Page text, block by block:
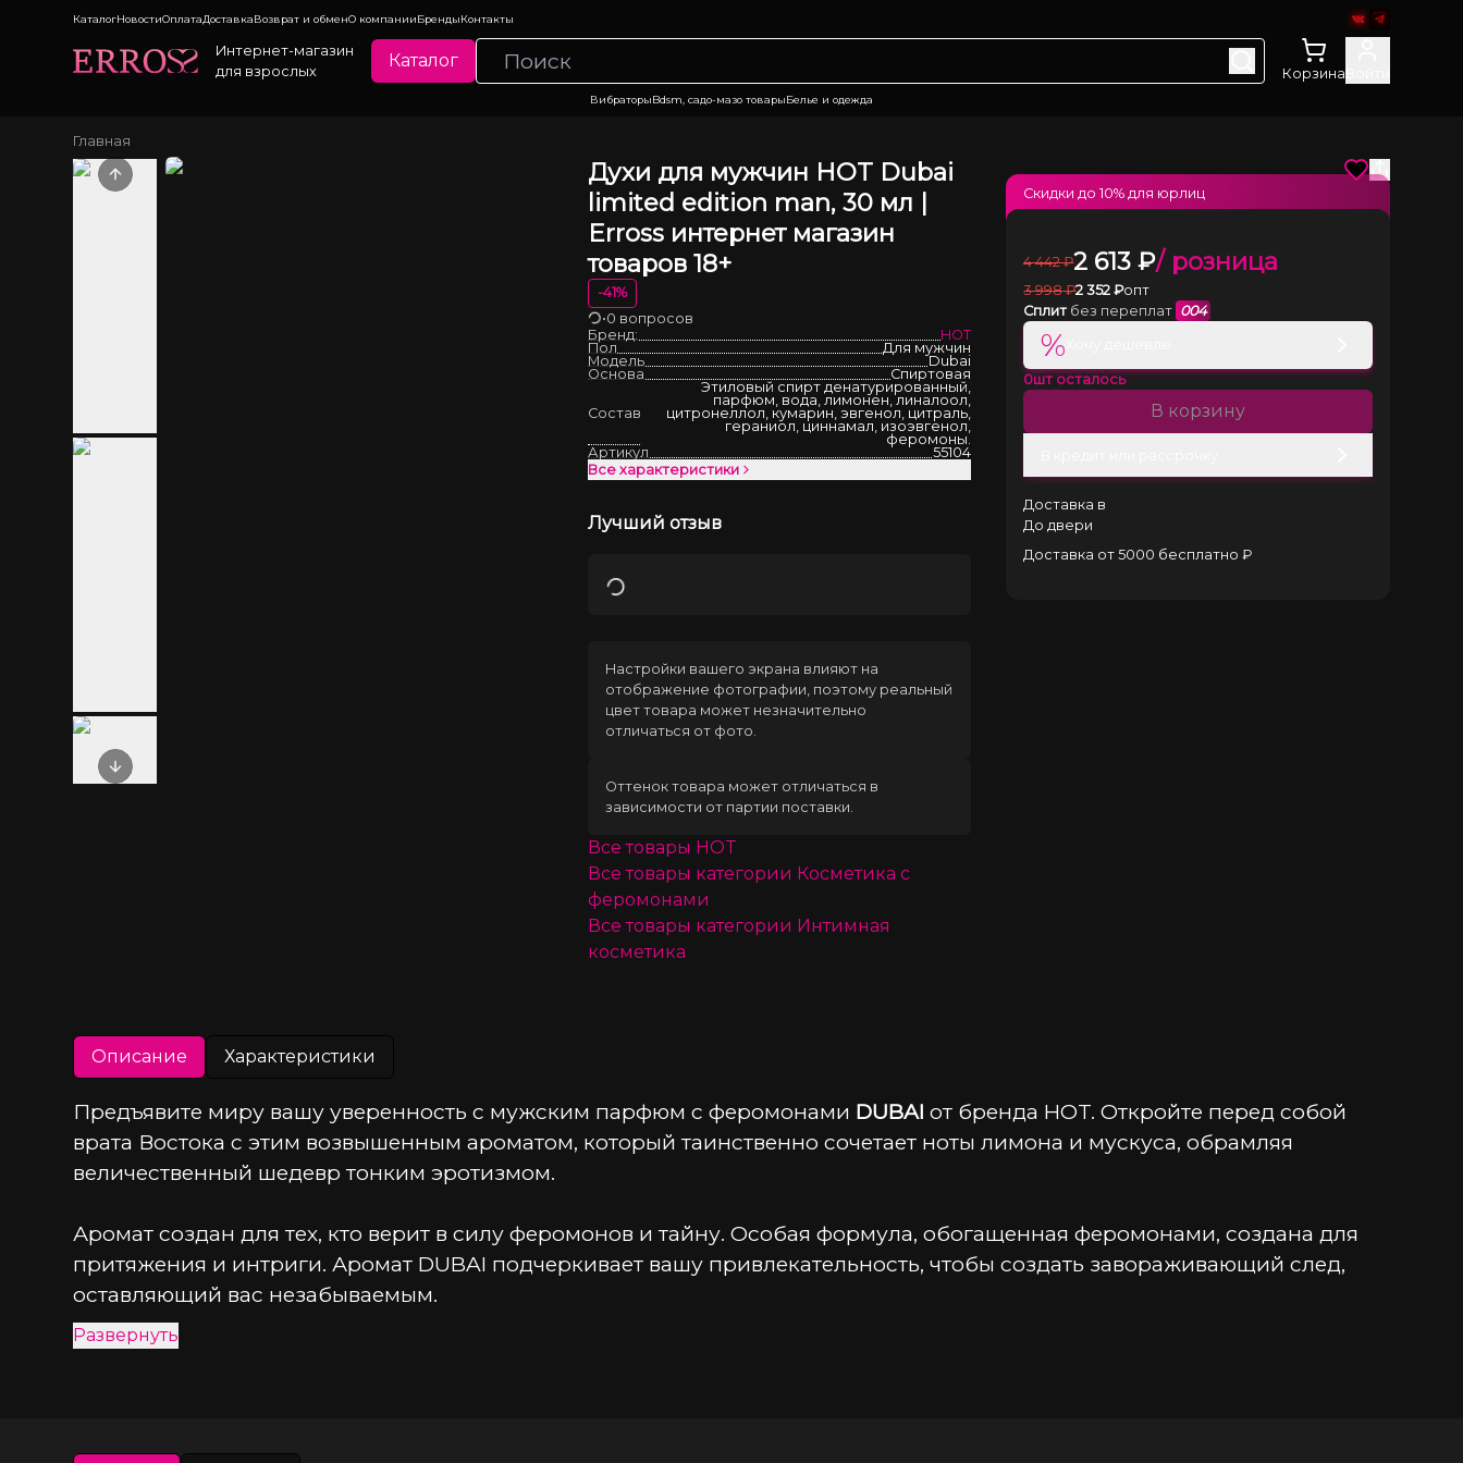
КаталогНовостиОплатаДоставкаВозврат и обменО компанииБрендыКонтакты
Интернет-магазин
для взрослых
Каталог
Корзина
ВибраторыBdsm, садо-мазо товарыБелье и одежда
Главная
Previous slide
Next slide
Духи для мужчин HOT Dubai
limited edition man, 30 мл |
Erross интернет магазин
товаров 18+
-41%
Загрузка
•0 вопросов
Бренд:
HOT
Пол
Для мужчин
Модель
Dubai
Основа
Спиртовая
Состав
Этиловый спирт денатурированный,
парфюм, вода, лимонен, линалоол,
цитронеллол, кумарин, эвгенол, цитраль,
гераниол, циннамал, изоэвгенол,
феромоны.
Артикул
55104
Все характеристики
Лучший отзыв
Загрузка
Настройки вашего экрана влияют на
отображение фотографии, поэтому реальный
цвет товара может незначительно
отличаться от фото.
Оттенок товара может отличаться в
зависимости от партии поставки.
Все товары HOT
Все товары категории Косметика с
феромонами
Все товары категории Интимная
косметика
4 442 ₽2 613 ₽/ розница
3 998 ₽2 352 ₽опт
Сплит без переплат 004
%
0шт осталось
В корзину
Доставка в
До двери
Доставка от 5000 бесплатно ₽
Скидки до10% для юрлиц
Описание Характеристики
Предъявите миру вашу уверенность с мужским парфюм с феромонами DUBAI от бренда HOT. Откройте перед собой
врата Востока с этим возвышенным ароматом, который таинственно сочетает ноты лимона и мускуса, обрамляя
величественный шедевр тонким эротизмом.
Аромат создан для тех, кто верит в силу феромонов и тайну. Особая формула, обогащенная феромонами, создана для
притяжения и интриги. Аромат DUBAI подчеркивает вашу привлекательность, чтобы создать завораживающий след,
оставляющий вас незабываемым.
Этот божественный парфюм олицетворяют древесные, пряные, свежие, смолистые и дымные ноты.
Востока.
Развернуть